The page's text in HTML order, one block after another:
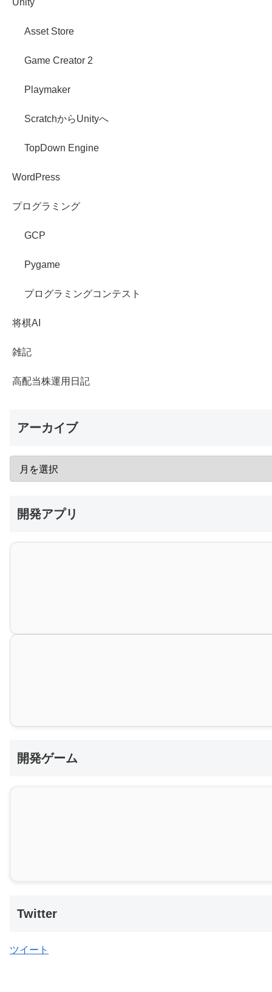
Asset Store
Game Creator 2
Playmaker
ScratchからUnityへ
TopDown Engine
WordPress
プログラミング
GCP
Pygame
プログラミングコンテスト
将棋AI
雑記
高配当株運用日記
アーカイブ
開発アプリ
開発ゲーム
Twitter
ツイート